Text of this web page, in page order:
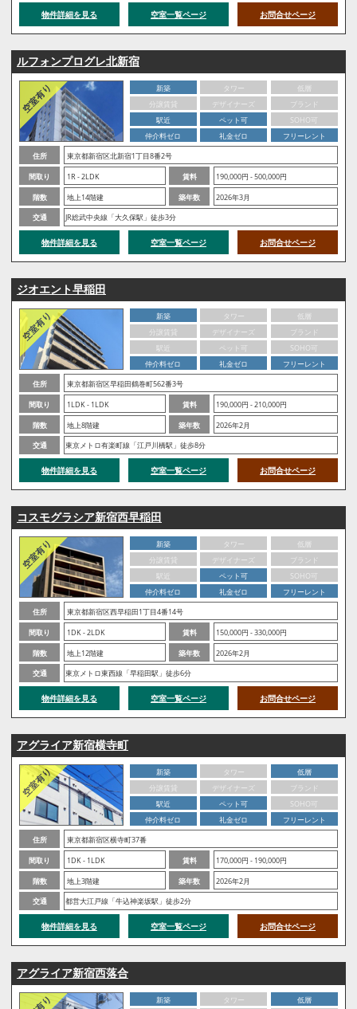
物件詳細を見る 空室一覧ページ お問合せページ
ルフォンプログレ北新宿
新築 タワー
低層
分譲賃貸
デザイナーズ
ブランド
駅近
ペット可
SOHO可
仲介料ゼロ
礼金ゼロ
フリーレント
住所
東京都新宿区北新宿1丁目8番2号
間取り
1R - 2LDK 賃料
190,000円 - 500,000円
階数
地上14階建 築年数
2026年3月
交通
JR総武中央線「大久保駅」徒歩3分
物件詳細を見る 空室一覧ページ お問合せページ
ジオエント早稲田
新築 タワー
低層
分譲賃貸
デザイナーズ
ブランド
駅近
ペット可
SOHO可
仲介料ゼロ
礼金ゼロ
フリーレント
住所
東京都新宿区早稲田鶴巻町562番3号
間取り
1LDK - 1LDK 賃料
190,000円 - 210,000円
階数
地上8階建 築年数
2026年2月
交通
東京メトロ有楽町線「江戸川橋駅」徒歩8分
物件詳細を見る 空室一覧ページ お問合せページ
コスモグラシア新宿西早稲田
新築 タワー
低層
分譲賃貸
デザイナーズ
ブランド
駅近
ペット可
SOHO可
仲介料ゼロ
礼金ゼロ
フリーレント
住所
東京都新宿区西早稲田1丁目4番14号
間取り
1DK - 2LDK 賃料
150,000円 - 330,000円
階数
地上12階建 築年数
2026年2月
交通
東京メトロ東西線「早稲田駅」徒歩6分
物件詳細を見る 空室一覧ページ お問合せページ
アグライア新宿横寺町
新築 タワー
低層
分譲賃貸
デザイナーズ
ブランド
駅近
ペット可
SOHO可
仲介料ゼロ
礼金ゼロ
フリーレント
住所
東京都新宿区横寺町37番
間取り
1DK - 1LDK 賃料
170,000円 - 190,000円
階数
地上3階建 築年数
2026年2月
交通
都営大江戸線「牛込神楽坂駅」徒歩2分
物件詳細を見る 空室一覧ページ お問合せページ
アグライア新宿西落合
新築 タワー
低層